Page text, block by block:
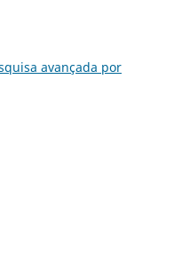
avançada por